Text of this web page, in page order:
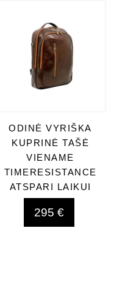
ODINĖ VYRIŠKA
KUPRINĖ TAŠĖ
VIENAME
TIMERESISTANCE
ATSPARI LAIKUI
295 €